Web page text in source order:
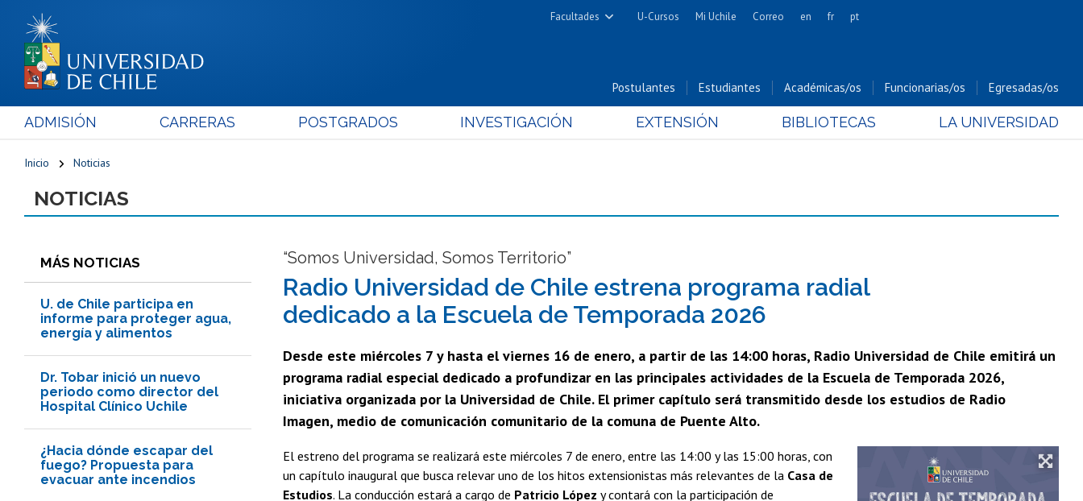
Facultades
Cs. Físicas y Matemáticas
Cs. Forestales y Conservación
Cs. Químicas y Farmacéuticas
Cs. Sociales
Estudios Avanzados en Educación
Nutrición y Tecnología de
Bachillerato
U-Cursos Mi Uchile Correo en fr pt
Postulantes Estudiantes Académicas/os Funcionarias/os Egresadas/os
ADMISIÓN CARRERAS POSTGRADOS INVESTIGACIÓN EXTENSIÓN BIBLIOTECAS LA UNIVERSIDAD
Inicio Noticias
NOTICIAS
MÁS NOTICIAS
U. de Chile participa en
informe para proteger agua,
energía y alimentos
Dr. Tobar inició un nuevo
periodo como director del
Hospital Clínico Uchile
¿Hacia dónde escapar del
fuego? Propuesta para
evacuar ante incendios
“Somos Universidad, Somos Territorio”
Radio Universidad de Chile estrena programa radial
dedicado a la Escuela de Temporada 2026
Desde este miércoles 7 y hasta el viernes 16 de enero, a partir de las 14:00 horas, Radio Universidad de Chile emitirá un
programa radial especial dedicado a profundizar en las principales actividades de la Escuela de Temporada 2026,
iniciativa organizada por la Universidad de Chile. El primer capítulo será transmitido desde los estudios de Radio
Imagen, medio de comunicación comunitario de la comuna de Puente Alto.
El estreno del programa se realizará este miércoles 7 de enero, entre las 14:00 y las 15:00 horas, con
un capítulo inaugural que busca relevar uno de los hitos extensionistas más relevantes de la Casa de
Estudios. La conducción estará a cargo de Patricio López y contará con la participación de